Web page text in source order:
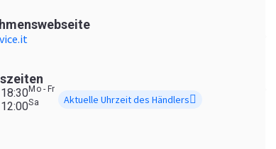
Mo - Fr
Sa Aktuelle Uhrzeit des Händlers